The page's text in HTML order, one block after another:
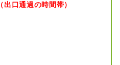
（出口通過の時間帯）